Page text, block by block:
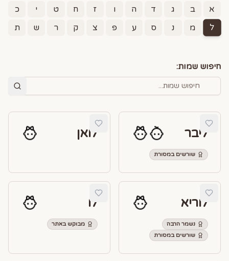
א ב ג ד ה ו ז ח ט י כ
ל מ נ ס ע פ צ ק ר ש ת
חיפוש שמות:
ליבר
שורשים במסורת
לואן
לוריא
נשמר הרבה
שורשים במסורת
לו
מבוקש באתר